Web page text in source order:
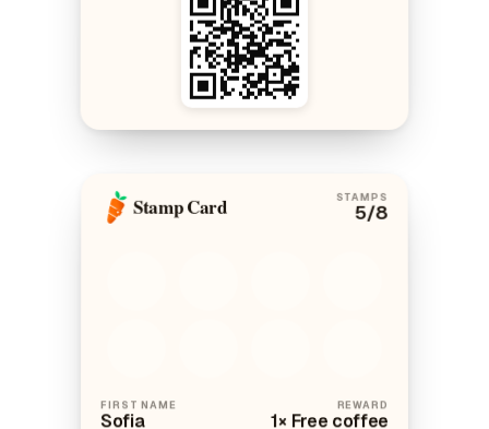
Stamp Card STAMPS
5/8
FIRST NAME
Sofia
REWARD
1× Free coffee